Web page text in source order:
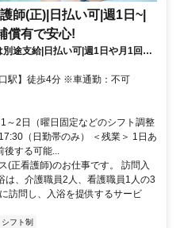
師(正)|日払い可|週1日~|
償有で安心!
別途支給|日払い可|週1日や月1回～
スポットワーク|Wワーク歓迎！
林西口駅】徒歩4分 ※車通勤：不可
～2日（曜日固定などのシフト調整
（日勤帯のみ） ＜残業＞ 1日あ
後する可能...
(正看護師)のお仕事です。 訪問入
は、介護職員2人、看護職員1人の3
訪問し、入浴を提供するサービ
シフト制